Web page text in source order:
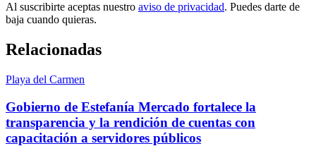
Al suscribirte aceptas nuestro aviso de privacidad. Puedes darte de
baja cuando quieras.
Relacionadas
Playa del Carmen
Gobierno de Estefanía Mercado fortalece la
transparencia y la rendición de cuentas con
capacitación a servidores públicos